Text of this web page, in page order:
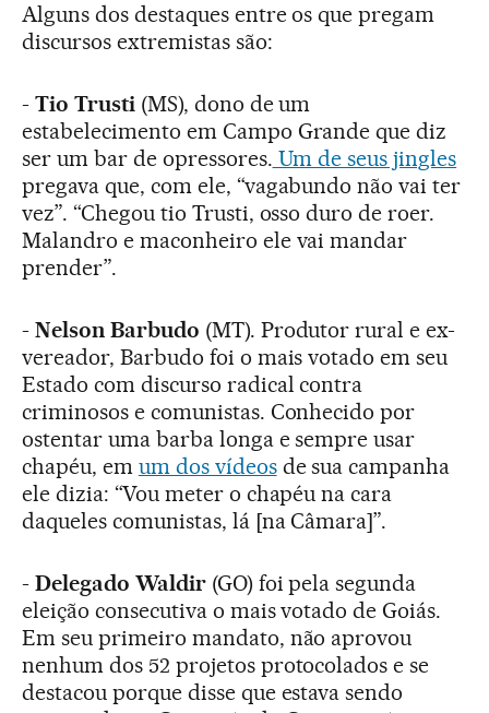
Alguns dos destaques entre os que pregam
discursos extremistas são:
- Tio Trusti(MS), dono de um
estabelecimento em Campo Grande que diz
ser um bar de opressores. Um de seus jingles
pregava que, com ele, “vagabundo não vai ter
vez”. “Chegou tio Trusti, osso duro de roer.
Malandro e maconheiro ele vai mandar
prender”.
- Nelson Barbudo (MT). Produtor rural e ex-
vereador, Barbudo foi o mais votado em seu
Estado com discurso radical contra
criminosos e comunistas. Conhecido por
ostentar uma barba longa e sempre usar
chapéu, em um dos vídeosde sua campanha
ele dizia: “Vou meter o chapéu na cara
daqueles comunistas, lá [na Câmara]”.
- Delegado Waldir(GO) foi pela segunda
eleição consecutiva o mais votado de Goiás.
Em seu primeiro mandato, não aprovou
nenhum dos 52 projetos protocolados e se
destacou porque disse que estava sendo